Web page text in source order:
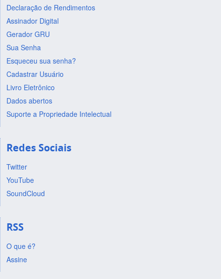
Declaração de Rendimentos
Assinador Digital
Gerador GRU
Sua Senha
Esqueceu sua senha?
Cadastrar Usuário
Livro Eletrônico
Dados abertos
Suporte a Propriedade Intelectual
Redes Sociais
Twitter
YouTube
SoundCloud
RSS
O que é?
Assine